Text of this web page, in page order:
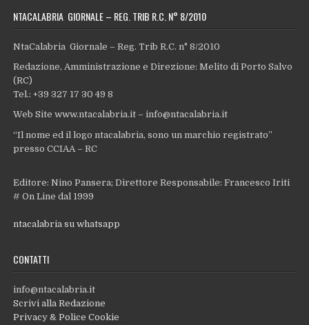
NTACALABRIA GIORNALE – REG. TRIB R.C. N° 8/2010
NtaCalabria Giornale – Reg. Trib R.C. n° 8/2010
Redazione, Amministrazione e Direzione: Melito di Porto Salvo
(RC)
Tel.: +39 327 17 30 49 8
Web Site www.ntacalabria.it – info@ntacalabria.it
“Il nome ed il logo ntacalabria, sono un marchio registrato”
presso CCIAA – RC
Editore: Nino Pansera; Direttore Responsabile: Francesco Iriti
# On Line dal 1999
ntacalabria su whatsapp
CONTATTI
info@ntacalabria.it
Scrivi alla Redazione
Privacy & Police Cookie